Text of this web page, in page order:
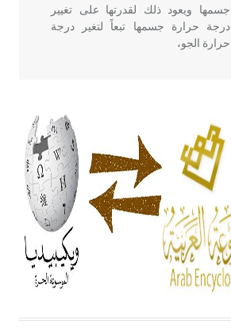
جسمها ويعود ذلك لقدرتها على تغيير
درجة حرارة جسمها تبعاً لتغير درجة
حرارة الجو،
أربعة مؤلفات هي: الحكم، الأدلة، تنظيم
التغذية، ورسالته في جروح الرأس.
ويعود له الفضل بأنه حرر الطب من
الدين والفلسفة.
- هل تعلم أن المرجان إفراز حيواني
يتكون في البحر ويتركب من مادة
كربونات الكلسيوم، وهو أحمر أو شديد
الحمرة وهو أجود أنواعه، ويمتاز بكبر
الحجم ويسمى الش